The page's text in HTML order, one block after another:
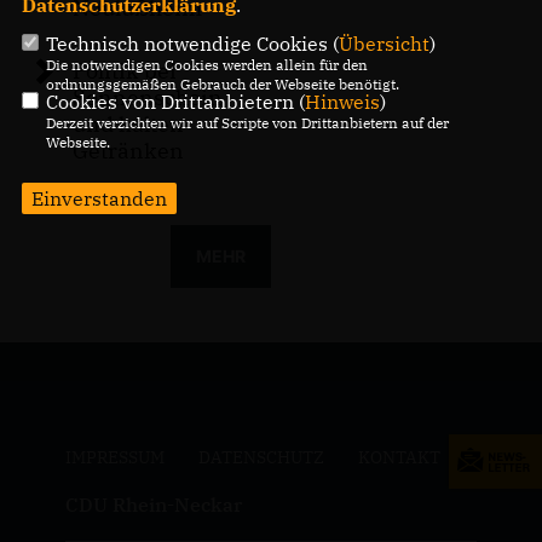
Neulußheim
Politik bei
Sonnenschein
und kalten
Getränken
Datenschutzerklärung.
Technisch notwendige Cookies (Übersicht)
Die notwendigen Cookies werden allein für den
ordnungsgemäßen Gebrauch der Webseite benötigt.
Cookies von Drittanbietern (Hinweis)
Derzeit verzichten wir auf Scripte von Drittanbietern auf der
Webseite.
Einverstanden